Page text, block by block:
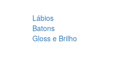
Lábios
Batons
Gloss e Brilho